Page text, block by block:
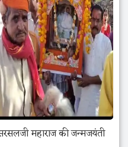
महाराज की जन्मजयंती